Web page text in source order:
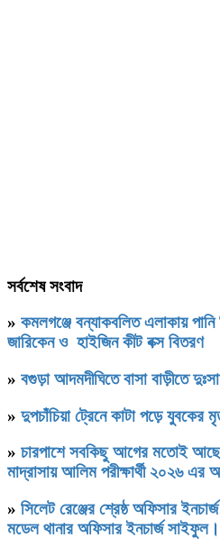
সর্বশেষ সংবাদ
» কমলগঞ্জে বন্যাকবলিত এলাকায় পানি
জারিকেন ও হাইজিন কীট বক্স বিতরণ
» বগুড়া আদমদীঘিতে বাসা বাড়ীতে
» দুপচাঁচিয়া ট্রেনে কাটা পড়ে যুবকের
» চারপাশে সবকিছু আগের মতোই
মাদ্রাসায় আলিম পরীক্ষার্থী ২০২৬ এর
» সিলেট রেঞ্জের শ্রেষ্ঠ অফিসার
মডেল থানার অফিসার ইনচার্জ সাইফুল।